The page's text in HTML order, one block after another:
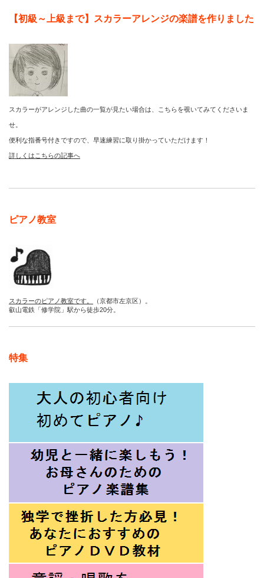
【初級～上級まで】スカラーアレンジの楽譜を作りました
スカラーがアレンジした曲の一覧が見たい場合は、こちらを覗いてみてくださいま
せ。
便利な指番号付きですので、早速練習に取り掛かっていただけます！
詳しくはこちらの記事へ
ピアノ教室
スカラーのピアノ教室です。
（京都市左京区）。
叡山電鉄「修学院」駅から徒歩20分。
特集